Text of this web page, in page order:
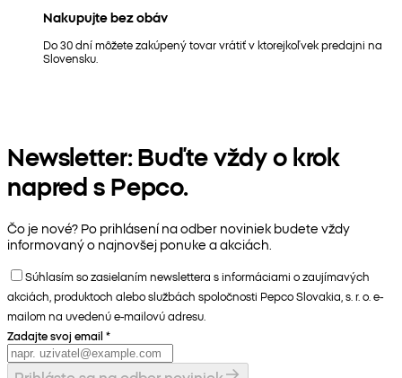
Nakupujte bez obáv
Do 30 dní môžete zakúpený tovar vrátiť v ktorejkoľvek predajni na
Slovensku.
Newsletter: Buďte vždy o krok
napred s Pepco.
Čo je nové? Po prihlásení na odber noviniek budete vždy
informovaný o najnovšej ponuke a akciách.
Súhlasím so zasielaním newslettera s informáciami o zaujímavých
akciách, produktoch alebo službách spoločnosti Pepco Slovakia, s. r. o. e-
mailom na uvedenú e-mailovú adresu.
Zadajte svoj email *